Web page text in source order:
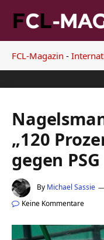
FCL-Magazin -
„120
gegen PSG
By Michael Sassie
Keine Kommentare